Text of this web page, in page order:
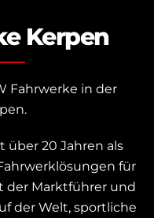
Kerpen
Fahrwerke in der
über 20 Jahren als
für
der Marktführer und
der Welt, sportliche